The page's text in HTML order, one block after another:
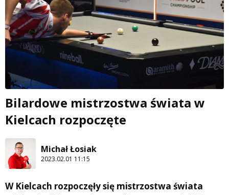
Bilardowe mistrzostwa świata w
Kielcach rozpoczęte
Michał Łosiak
2023.02.01 11:15
W Kielcach rozpoczęły się mistrzostwa świata